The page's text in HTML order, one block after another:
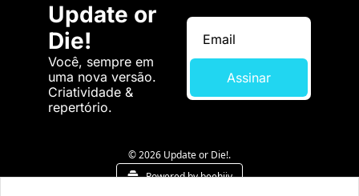
Update or
Die!
Você, sempre em
uma nova versão.
Criatividade &
repertório.
Assinar
© 2026 Update or Die!.
Powered by beehiiv